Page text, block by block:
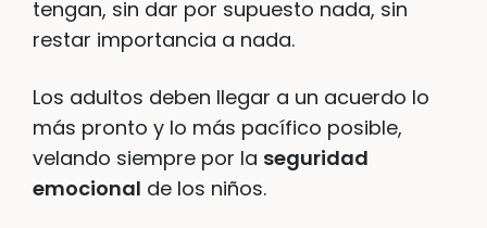
tengan, sin dar por supuesto nada, sin
restar importancia a nada.
Los adultos deben llegar a un acuerdo lo
más pronto y lo más pacífico posible,
velando siempre por la seguridad
emocional de los niños.